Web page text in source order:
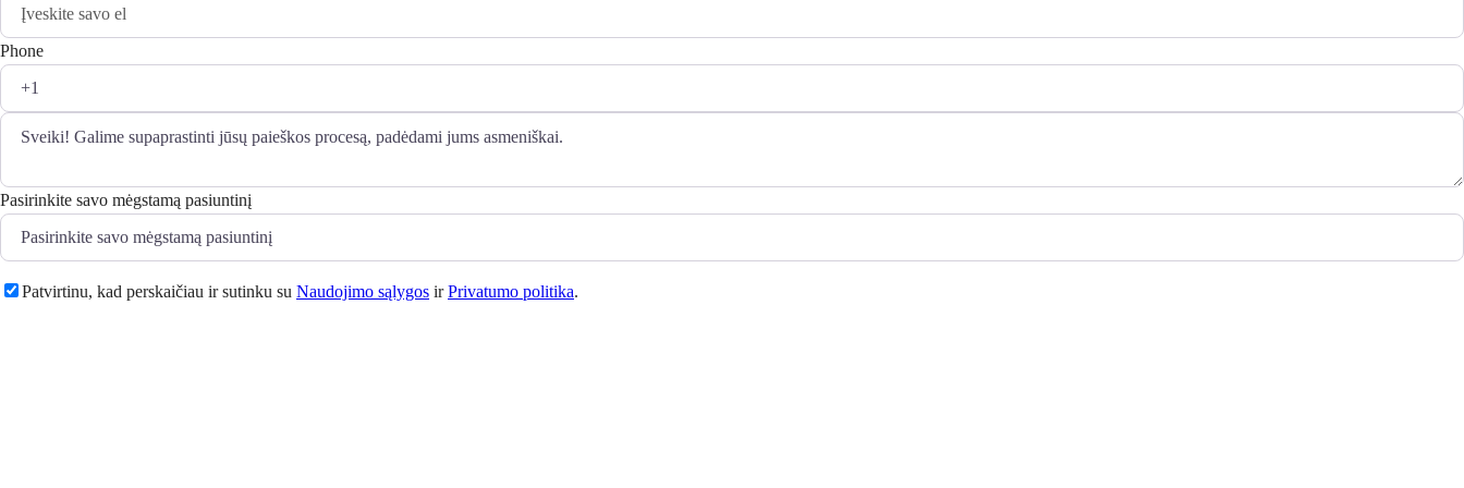
Phone
Pasirinkite savo mėgstamą pasiuntinį
Patvirtinu, kad perskaičiau ir sutinku su Naudojimo sąlygos irPrivatumo politika.